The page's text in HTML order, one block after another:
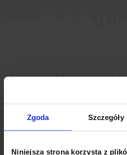
Zgoda Szczegóły
Niniejsza strona korzysta z
Do największych transakcji najmu w
przednajmu Zarządu Transportu
5700 mkw. wWiśniowy Business Park.
decydują się na przedłużenie umowy